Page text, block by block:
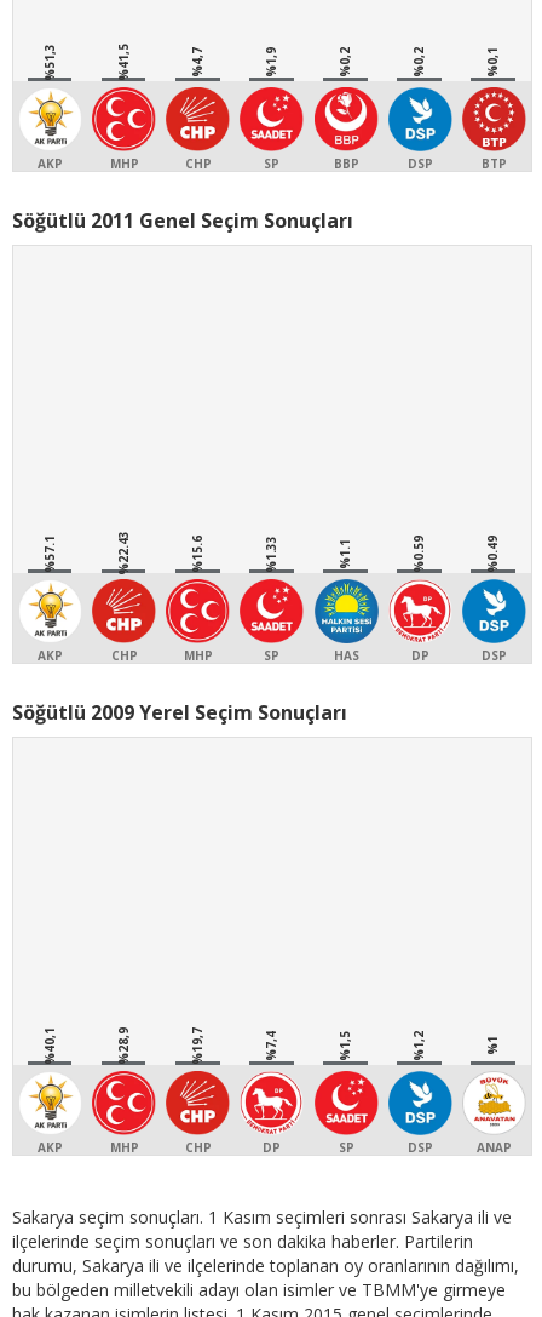
%51,3
AKP
%41,5
MHP
%4,7
CHP
%1,9
SP
%0,2
BBP
%0,2
DSP
%0,1
BTP
Söğütlü 2011 Genel Seçim Sonuçları
%57.1
AKP
%22.43
CHP
%15.6
MHP
%1.33
SP
%1.1
HAS
%0.59
DP
%0.49
DSP
Söğütlü 2009 Yerel Seçim Sonuçları
%40,1
AKP
%28,9
MHP
%19,7
CHP
%7,4
DP
%1,5
SP
%1,2
DSP
%1
ANAP
Sakarya seçim sonuçları. 1 Kasım seçimleri sonrası Sakarya ili ve
ilçelerinde seçim sonuçları ve son dakika haberler. Partilerin
durumu, Sakarya ili ve ilçelerinde toplanan oy oranlarının dağılımı,
bu bölgeden milletvekili adayı olan isimler ve TBMM'ye girmeye